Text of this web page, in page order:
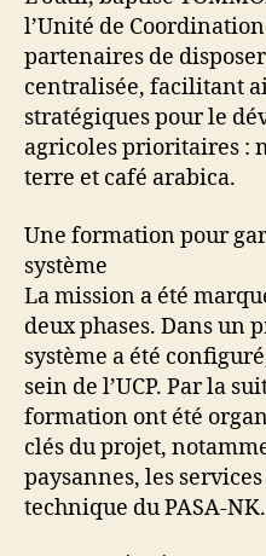
l’Unité de Coordination
partenaires de
centralisée, facilitant
stratégiques pour le
agricoles prioritaires :
terre et café arabica.
Une formation pour
système
La mission a été
deux phases. Dans un
système a été
sein de l’UCP. Par la
formation ont été
clés du projet,
paysannes, les
technique du PASA-NK.